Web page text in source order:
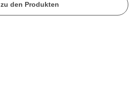
zu den Produkten